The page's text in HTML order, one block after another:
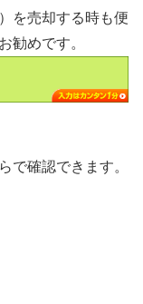
を売却する時も便
勧めです。
で確認できます。